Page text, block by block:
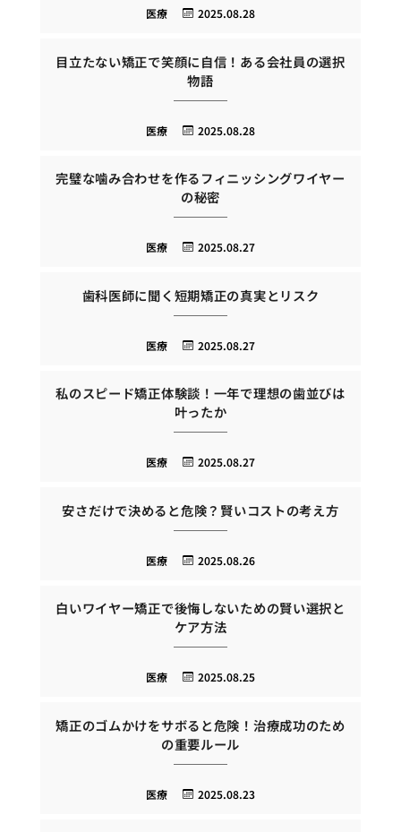
2025.08.28
医療
目立たない矯正で笑顔に自信！ある会社員の選択
物語
2025.08.28
医療
完璧な噛み合わせを作るフィニッシングワイヤー
の秘密
2025.08.27
医療
歯科医師に聞く短期矯正の真実とリスク
2025.08.27
医療
私のスピード矯正体験談！一年で理想の歯並びは
叶ったか
2025.08.27
医療
安さだけで決めると危険？賢いコストの考え方
2025.08.26
医療
白いワイヤー矯正で後悔しないための賢い選択と
ケア方法
2025.08.25
医療
矯正のゴムかけをサボると危険！治療成功のため
の重要ルール
2025.08.23
医療